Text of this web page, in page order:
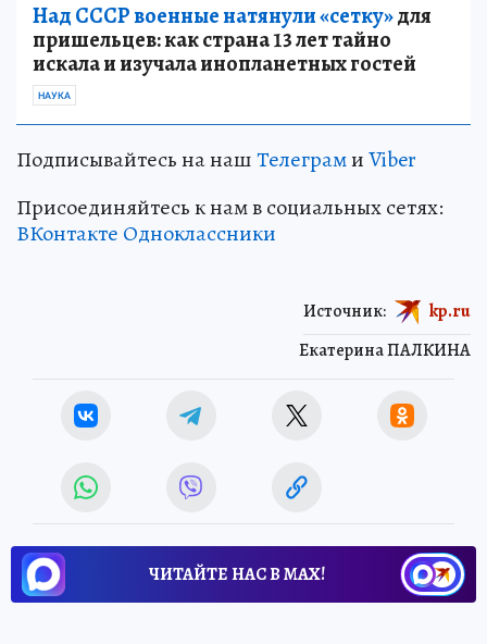
Над СССР военные натянули «сетку»для
пришельцев: как страна 13 лет тайно
искала и изучала инопланетных гостей
НАУКА
Подписывайтесь на нашТелеграмиViber
Присоединяйтесь к нам в социальных сетях:
ВКонтакте Одноклассники
Екатерина ПАЛКИНА
Источник: kp.ru
ЧИТАЙТЕ НАС В МАХ!